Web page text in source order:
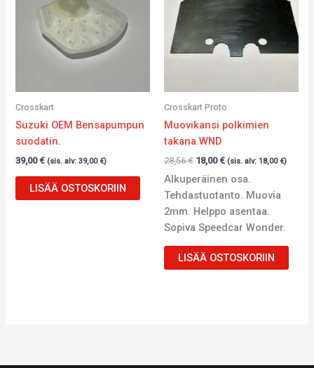
Crosskart
Suzuki OEM Bensapumpun
suodatin.
39,00€ (sis. alv:39,00 €)
LISÄÄ OSTOSKORIIN
Crosskart Proto
Muovikansi polkimien
takana.WND
28,56€ 18,00€ (sis. alv: 18,00 €)
Alkuperäinen osa.
Tehdastuotanto. Muovia
2mm. Helppo asentaa.
Sopiva Speedcar Wonder.
LISÄÄ OSTOSKORIIN